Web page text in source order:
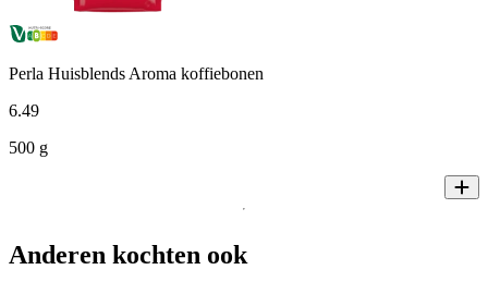
Perla Huisblends Aroma koffiebonen
6.49
500 g
Anderen kochten ook